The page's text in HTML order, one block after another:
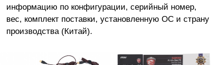
информацию по конфигурации, серийный номер,
вес, комплект поставки, установленную ОС и страну
производства (Китай).